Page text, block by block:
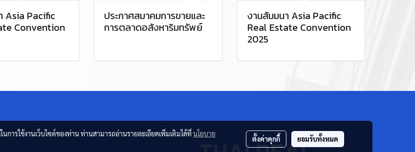
Asia Pacific
Convention
ประกาศสมาคมการขายและ
การตลาดอสังหาริมทรัพย์
งานสัมมนา Asia Pacific
Real Estate Convention
2025
ารใช้งานเว็บไซต์ของท่าน ท่านสามารถอ่านรายละเอียดเพิ่มเติมได้ที่นโยบาย
ตั้งค่าคุกกี้ ยอมรับทั้งหมด